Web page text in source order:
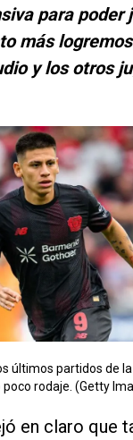
para poder
más
y los otros
últimos partidos de
rodaje. (Getty
en claro que